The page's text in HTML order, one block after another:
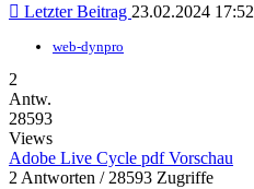
Letzter Beitrag 23.02.2024 17:52
web-dynpro
2
Antw.
28593
Views
Adobe Live Cycle pdf Vorschau
2 Antworten / 28593 Zugriffe